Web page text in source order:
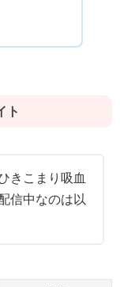
ト
きこまり吸血
信中なのは以